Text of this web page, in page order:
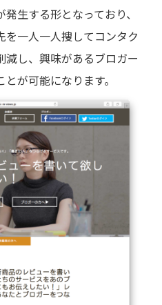
生する形となっており、
を一人一人捜してコンタク
減し、興味があるブロガー
が可能になります。